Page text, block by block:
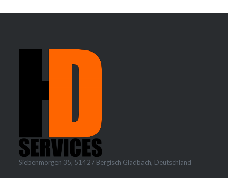
Siebenmorgen 35, 51427 Bergisch Gladbach, Deutschland